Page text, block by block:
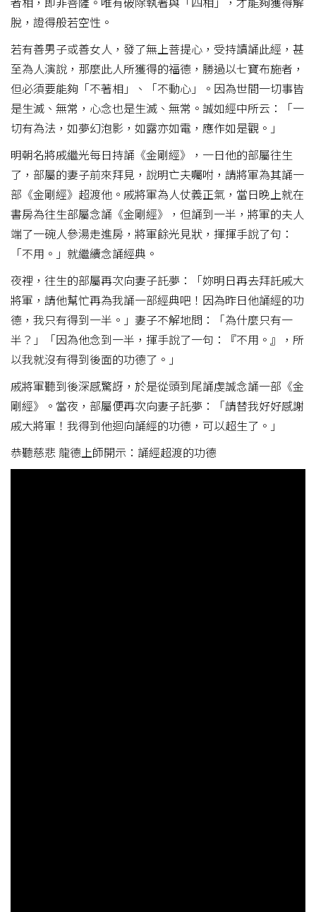
脫，證得般若空性。
若有善男子或善女人，發了無上菩提心，受持讀誦此經，甚
至為人演說，那麼此人所獲得的福德，勝過以七寶布施者，
但必須要能夠「不著相」、「不動心」。因為世間一切事皆
是生滅、無常，心念也是生滅、無常。誠如經中所云：「一
切有為法，如夢幻泡影，如露亦如電，應作如是觀。」
明朝名將戚繼光每日持誦《金剛經》，一日他的部屬往生
了，部屬的妻子前來拜見，說明亡夫囑咐，請將軍為其誦一
部《金剛經》超渡他。戚將軍為人仗義正氣，當日晚上就在
書房為往生部屬念誦《金剛經》，但誦到一半，將軍的夫人
端了一碗人參湯走進房，將軍餘光見狀，揮揮手說了句：
「不用。」就繼續念誦經典。
夜裡，往生的部屬再次向妻子託夢：「妳明日再去拜託戚大
將軍，請他幫忙再為我誦一部經典吧！因為昨日他誦經的功
德，我只有得到一半。」妻子不解地問：「為什麼只有一
半？」「因為他念到一半，揮手說了一句：『不用。』，所
以我就沒有得到後面的功德了。」
戚將軍聽到後深感驚訝，於是從頭到尾誦虔誠念誦一部《金
剛經》。當夜，部屬便再次向妻子託夢：「請替我好好感謝
戚大將軍！我得到他迴向誦經的功德，可以超生了。」
恭聽慈悲 龍德上師開示：誦經超渡的功德